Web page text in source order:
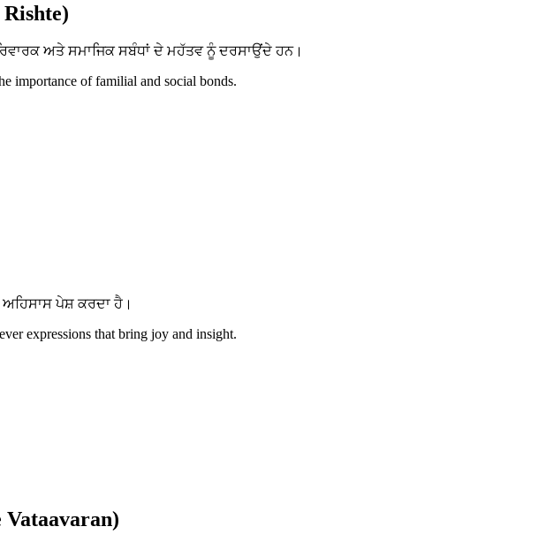
ਅਤੇ ਸਮਾਜਿਕ ਸਬੰਧਾਂ ਦੇ ਮਹੱਤਵ ਨੂੰ ਦਰਸਾਉਂਦੇ ਹਨ।
importance of familial and social bonds.
ਪੇਸ਼ ਕਰਦਾ ਹੈ।
expressions that bring joy and insight.